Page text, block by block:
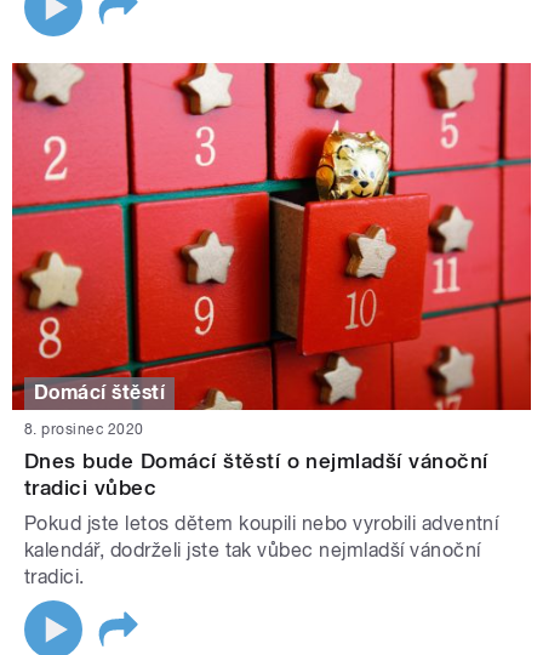
Domácí štěstí
8. prosinec 2020
Dnes bude Domácí štěstí o nejmladší vánoční
tradici vůbec
Pokud jste letos dětem koupili nebo vyrobili adventní
kalendář, dodrželi jste tak vůbec nejmladší vánoční
tradici.